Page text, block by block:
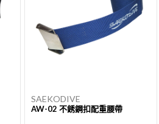
SAEKODIVE
AW-02 不銹鋼扣配重腰帶